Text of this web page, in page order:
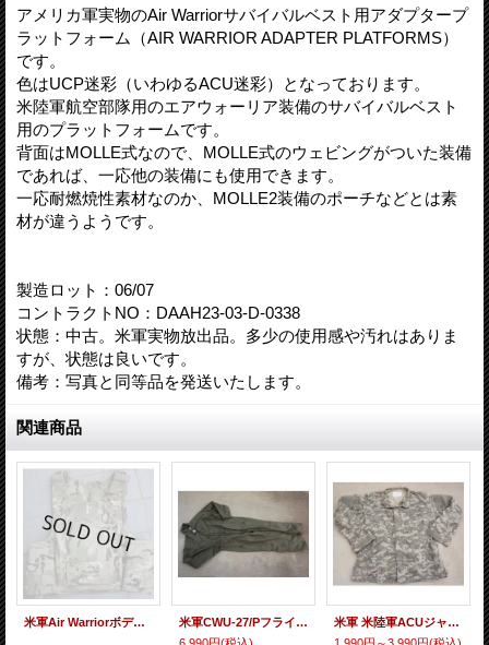
アメリカ軍実物のAir Warriorサバイバルベスト用アダプタープ
ラットフォーム（AIR WARRIOR ADAPTER PLATFORMS）
です。
色はUCP迷彩（いわゆるACU迷彩）となっております。
米陸軍航空部隊用のエアウォーリア装備のサバイバルベスト
用のプラットフォームです。
背面はMOLLE式なので、MOLLE式のウェビングがついた装備
であれば、一応他の装備にも使用できます。
一応耐燃焼性素材なのか、MOLLE2装備のポーチなどとは素
材が違うようです。
製造ロット：06/07
コントラクトNO：DAAH23-03-D-0338
状態：中古。米軍実物放出品。多少の使用感や汚れはありま
すが、状態は良いです。
備考：写真と同等品を発送いたします。
関連商品
米軍Air WarriorボディアーマーOEFCP(MULTICAM迷彩)MEDIUM
米軍CWU-27/Pフライトスーツ セージグリーン46R
6,990円(税込)
米軍 米陸軍ACUジャケットUCP迷彩(ACU迷彩)
1,990円～3,990円(税込)